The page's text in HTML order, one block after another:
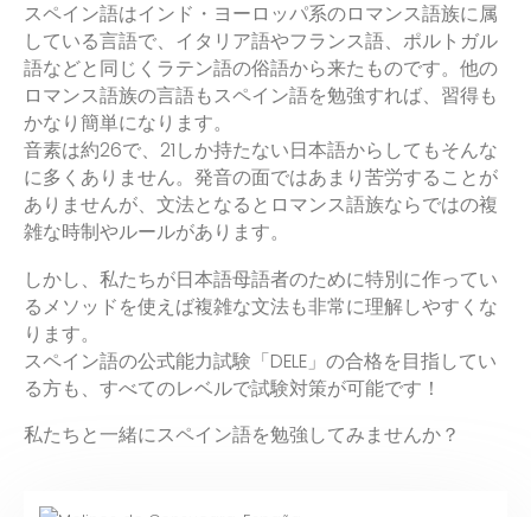
スペイン語はインド・ヨーロッパ系のロマンス語族に属
している言語で、イタリア語やフランス語、ポルトガル
語などと同じくラテン語の俗語から来たものです。他の
ロマンス語族の言語もスペイン語を勉強すれば、習得も
かなり簡単になります。
音素は約26で、21しか持たない日本語からしてもそんな
に多くありません。発音の面ではあまり苦労することが
ありませんが、文法となるとロマンス語族ならではの複
雑な時制やルールがあります。
しかし、私たちが日本語母語者のために特別に作ってい
るメソッドを使えば複雑な文法も非常に理解しやすくな
ります。
スペイン語の公式能力試験「DELE」の合格を目指してい
る方も、すべてのレベルで試験対策が可能です！
私たちと一緒にスペイン語を勉強してみませんか？